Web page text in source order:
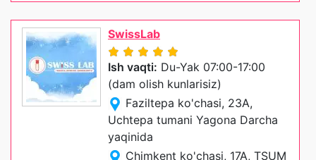
SwissLab
Ish vaqti: Du-Yak 07:00-17:00
(dam olish kunlarisiz)
Faziltepa ko'chasi, 23A,
Uchtepa tumani Yagona Darcha
yaqinida
Chimkent ko'chasi, 17A, TSUM